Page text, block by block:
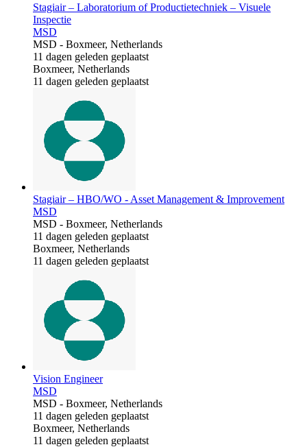
Stagiair – Laboratorium of Productietechniek – Visuele
Inspectie
MSD
MSD - Boxmeer, Netherlands
11 dagen geleden geplaatst
Boxmeer, Netherlands
11 dagen geleden geplaatst
Stagiair – HBO/WO - Asset Management & Improvement
MSD
MSD - Boxmeer, Netherlands
11 dagen geleden geplaatst
Boxmeer, Netherlands
11 dagen geleden geplaatst
Vision Engineer
MSD
MSD - Boxmeer, Netherlands
11 dagen geleden geplaatst
Boxmeer, Netherlands
11 dagen geleden geplaatst